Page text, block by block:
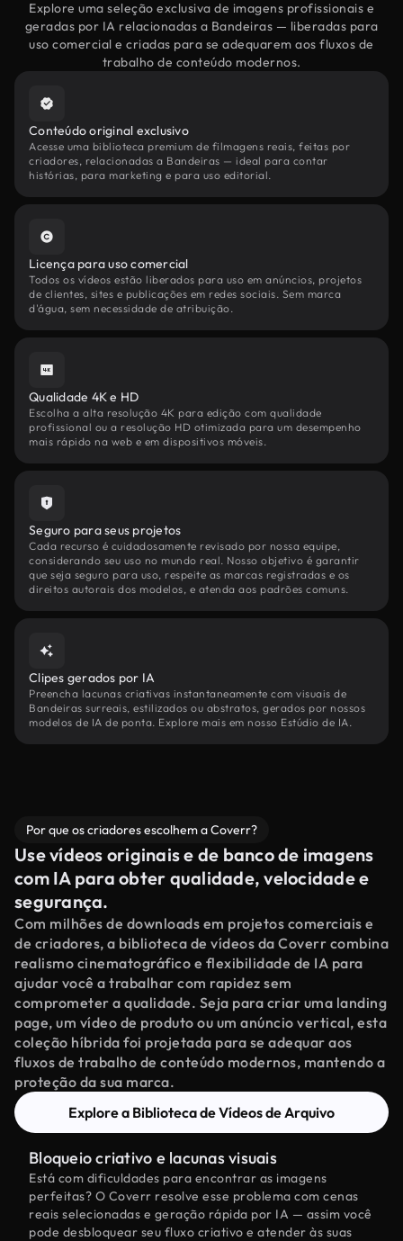
Explore uma seleção exclusiva de imagens profissionais e
geradas por IA relacionadas a Bandeiras — liberadas para
uso comercial e criadas para se adequarem aos fluxos de
trabalho de conteúdo modernos.
Conteúdo original exclusivo
Acesse uma biblioteca premium de filmagens reais, feitas por
criadores, relacionadas a Bandeiras — ideal para contar
histórias, para marketing e para uso editorial.
Licença para uso comercial
Todos os vídeos estão liberados para uso em anúncios, projetos
de clientes, sites e publicações em redes sociais. Sem marca
d'água, sem necessidade de atribuição.
Qualidade 4K e HD
Escolha a alta resolução 4K para edição com qualidade
profissional ou a resolução HD otimizada para um desempenho
mais rápido na web e em dispositivos móveis.
Seguro para seus projetos
Cada recurso é cuidadosamente revisado por nossa equipe,
considerando seu uso no mundo real. Nosso objetivo é garantir
que seja seguro para uso, respeite as marcas registradas e os
direitos autorais dos modelos, e atenda aos padrões comuns.
Clipes gerados por IA
Preencha lacunas criativas instantaneamente com visuais de
Bandeiras surreais, estilizados ou abstratos, gerados por nossos
modelos de IA de ponta. Explore mais em nosso Estúdio de IA.
Por que os criadores escolhem a Coverr?
Use vídeos originais e de banco de imagens
com IA para obter qualidade, velocidade e
segurança.
Com milhões de downloads em projetos comerciais e
de criadores, a biblioteca de vídeos da Coverr combina
realismo cinematográfico e flexibilidade de IA para
ajudar você a trabalhar com rapidez sem
comprometer a qualidade. Seja para criar uma landing
page, um vídeo de produto ou um anúncio vertical, esta
coleção híbrida foi projetada para se adequar aos
fluxos de trabalho de conteúdo modernos, mantendo a
proteção da sua marca.
Explore a Biblioteca de Vídeos de Arquivo
Bloqueio criativo e lacunas visuais
Está com dificuldades para encontrar as imagens
perfeitas? O Coverr resolve esse problema com cenas
reais selecionadas e geração rápida por IA — assim você
pode desbloquear seu fluxo criativo e atender às suas